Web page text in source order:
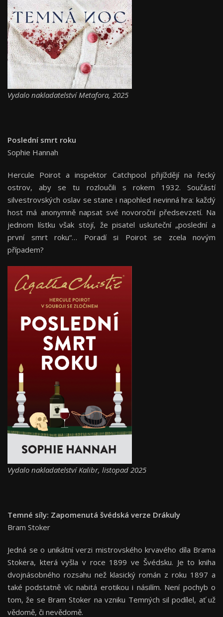
Vydalo nakladatelství Metafora, 2025
Poslední smrt roku
Sophie Hannah
Hercule Poirot a inspektor Catchpool přijíždějí na řecký
ostrov, aby se tu rozloučili s rokem 1932. Součástí
silvestrovských oslav se stane i napohled nevinná hra: každý
host má anonymně napsat své novoroční předsevzetí. Na
jednom lístku však stojí, že pisatel uskuteční „poslední a
první smrt roku“… Poradí si Poirot se zcela novým
případem?
Vydalo nakladatelství Kalibr, listopad 2025
Temné síly: Zapomenutá švédská verze Drákuly
Bram Stoker
Jedná se o unikátní verzi mistrovského krvavého díla Brama
Stokera, která vyšla v roce 1899 ve Švédsku. Je to kniha
dvojnásobného rozsahu než klasický román z roku 1897 a
také podstatně víc nabitá erotikou i násilím. Není pochyb o
tom, že se Bram Stoker na vzniku Temných sil podílel, ať už
vědomě, či nevědomě.